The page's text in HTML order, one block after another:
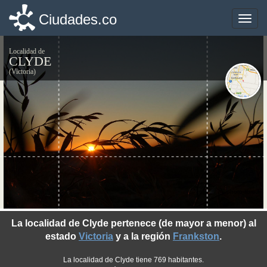
Toggle
Ciudades.co
Localidad de
CLYDE
(Victoria)
La localidad de Clyde pertenece (de mayor a menor) al
estado Victoria y a la región Frankston.
La localidad de Clyde tiene 769 habitantes.
Toggle
Ciudades.co